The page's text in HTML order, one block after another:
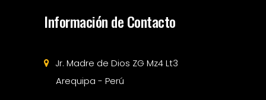
Información de Contacto
Jr. Madre de Dios ZG Mz4 Lt3
Arequipa - Perú